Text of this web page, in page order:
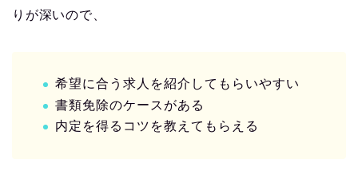
りが深いので、
希望に合う求人を紹介してもらいやすい
書類免除のケースがある
内定を得るコツを教えてもらえる